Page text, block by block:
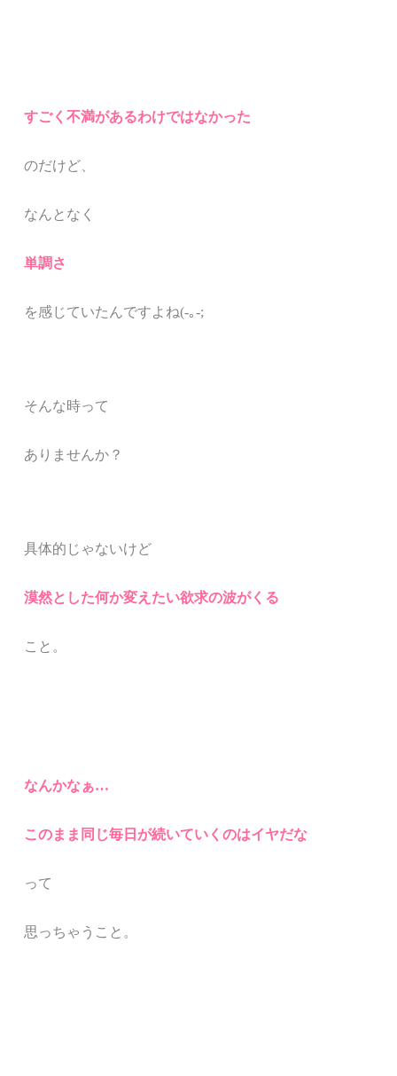
すごく不満があるわけではなかった
のだけど、
なんとなく
単調さ
を感じていたんですよね(-｡-;
そんな時って
ありませんか？
具体的じゃないけど
漠然とした何か変えたい欲求の波がくる
こと。
なんかなぁ…
このまま同じ毎日が続いていくのはイヤだな
って
思っちゃうこと。